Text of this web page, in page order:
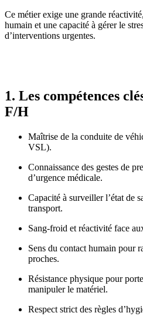
Ce métier exige une grande
humain et une capacité à gérer le
d’interventions urgentes.
1. Les compétences
F/H
Maîtrise de la conduite de
VSL).
Connaissance des gestes de
d’urgence médicale.
Capacité à surveiller l’état de
transport.
Sang-froid et réactivité face
Sens du contact humain pour
proches.
Résistance physique pour
manipuler le matériel.
Respect strict des règles